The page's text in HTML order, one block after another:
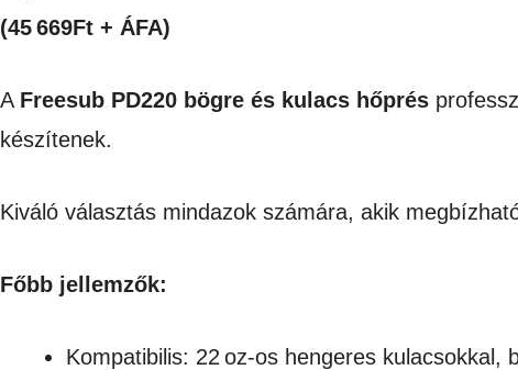
(45 669Ft + ÁFA)
A Freesub PD220 bögre és kulacs hőprés
készítenek.
Kiváló választás mindazok számára, akik
Főbb jellemzők:
Kompatibilis: 22 oz-os hengeres kulacsokkal,